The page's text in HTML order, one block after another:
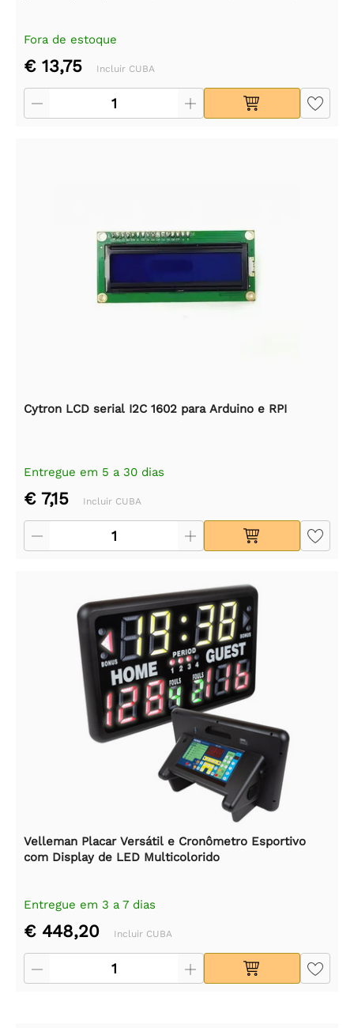
Fora de estoque
€ 13,75 Incluir CUBA
Cytron LCD serial I2C 1602 para Arduino e RPI
Entregue em 5 a 30 dias
€ 7,15 Incluir CUBA
Velleman Placar Versátil e Cronômetro Esportivo
com Display de LED Multicolorido
Entregue em 3 a 7 dias
€ 448,20 Incluir CUBA